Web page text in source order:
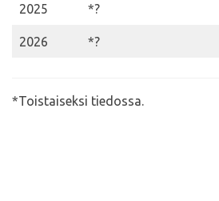
2025 *?
2026 *?
*Toistaiseksi tiedossa.